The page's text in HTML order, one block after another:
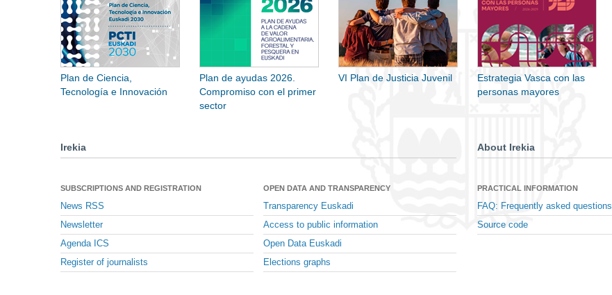
Plan de Ciencia,
Tecnología e Innovación
Plan de ayudas 2026.
Compromiso con el primer
sector
VI Plan de Justicia Juvenil
Estrategia Vasca con las
personas mayores
Irekia
SUBSCRIPTIONS AND REGISTRATION
News RSS
Newsletter
Agenda ICS
Register of journalists
OPEN DATA AND TRANSPARENCY
Transparency Euskadi
Access to public information
Open Data Euskadi
Elections graphs
About Irekia
PRACTICAL INFORMATION
FAQ: Frequently asked questions
Source code